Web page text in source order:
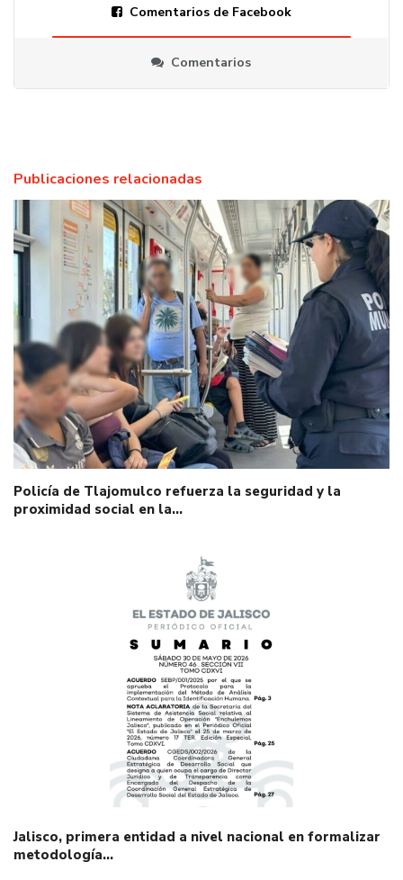
Comentarios de Facebook
Comentarios
Publicaciones relacionadas
Policía de Tlajomulco refuerza la seguridad y la
proximidad social en la…
Jalisco, primera entidad a nivel nacional en formalizar
metodología…